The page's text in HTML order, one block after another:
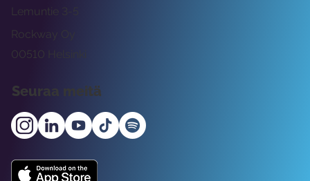
Rockway Oy
Lemuntie 3-5
00510 Helsinki
Seuraa meitä